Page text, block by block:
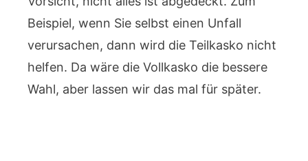
Beispiel, wenn Sie selbst einen Unfall
verursachen, dann wird die Teilkasko nicht
helfen. Da wäre die Vollkasko die bessere
Wahl, aber lassen wir das mal für später.